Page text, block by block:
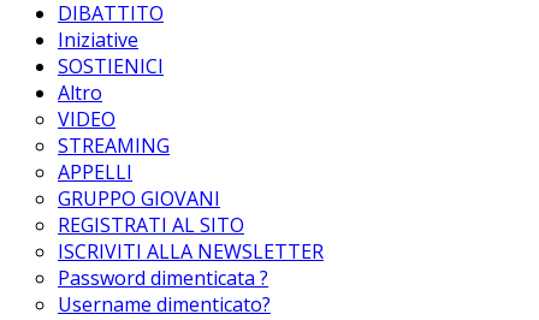
DIBATTITO
Iniziative
SOSTIENICI
Altro
VIDEO
STREAMING
APPELLI
GRUPPO GIOVANI
REGISTRATI AL SITO
ISCRIVITI ALLA NEWSLETTER
Password dimenticata ?
Username dimenticato?